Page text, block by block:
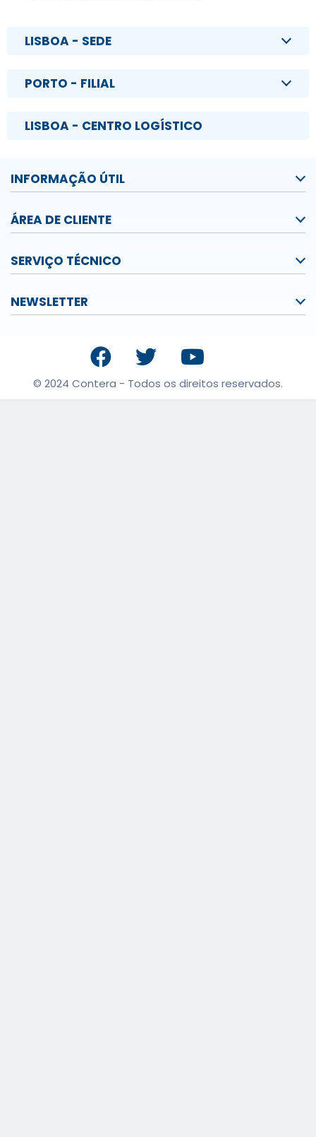
LISBOA - SEDE
PORTO - FILIAL
LISBOA - CENTRO LOGÍSTICO
INFORMAÇÃO ÚTIL
ÁREA DE CLIENTE
SERVIÇO TÉCNICO
NEWSLETTER
© 2024 Contera - Todos os direitos reservados.